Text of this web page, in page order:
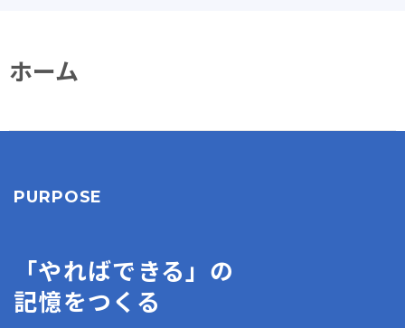
ホーム
PURPOSE
「やればできる」の
記憶をつくる